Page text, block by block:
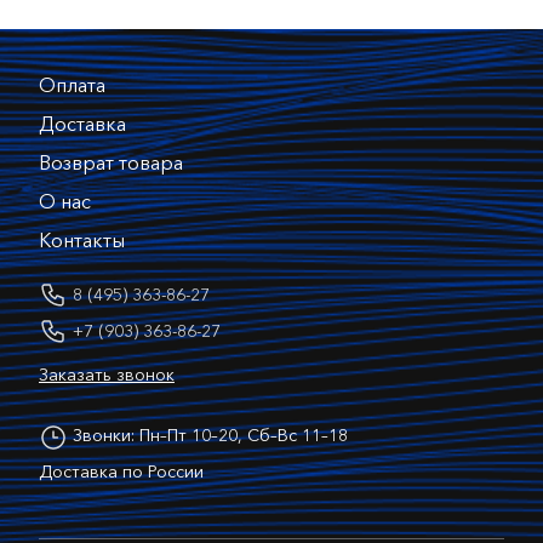
Оплата
Доставка
Возврат товара
О нас
Контакты
8 (495) 363-86-27
+7 (903) 363-86-27
Заказать звонок
Звонки: Пн–Пт 10–20, Сб–Вс 11–18
Доставка по России